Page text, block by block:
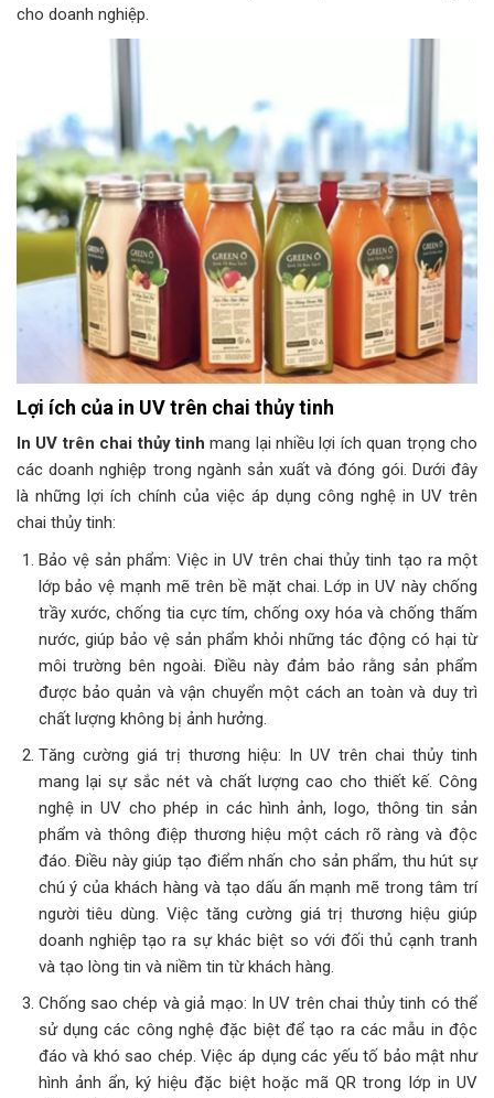
cho doanh nghiệp.
Lợi ích của in UV trên chai thủy tinh
In UV trên chai thủy tinh mang lại nhiều lợi ích quan trọng cho
các doanh nghiệp trong ngành sản xuất và đóng gói. Dưới đây
là những lợi ích chính của việc áp dụng công nghệ in UV trên
chai thủy tinh:
Bảo vệ sản phẩm: Việc in UV trên chai thủy tinh tạo ra một
lớp bảo vệ mạnh mẽ trên bề mặt chai. Lớp in UV này chống
trầy xước, chống tia cực tím, chống oxy hóa và chống thấm
nước, giúp bảo vệ sản phẩm khỏi những tác động có hại từ
môi trường bên ngoài. Điều này đảm bảo rằng sản phẩm
được bảo quản và vận chuyển một cách an toàn và duy trì
chất lượng không bị ảnh hưởng.
Tăng cường giá trị thương hiệu: In UV trên chai thủy tinh
mang lại sự sắc nét và chất lượng cao cho thiết kế. Công
nghệ in UV cho phép in các hình ảnh, logo, thông tin sản
phẩm và thông điệp thương hiệu một cách rõ ràng và độc
đáo. Điều này giúp tạo điểm nhấn cho sản phẩm, thu hút sự
chú ý của khách hàng và tạo dấu ấn mạnh mẽ trong tâm trí
người tiêu dùng. Việc tăng cường giá trị thương hiệu giúp
doanh nghiệp tạo ra sự khác biệt so với đối thủ cạnh tranh
và tạo lòng tin và niềm tin từ khách hàng.
Chống sao chép và giả mạo: In UV trên chai thủy tinh có thể
sử dụng các công nghệ đặc biệt để tạo ra các mẫu in độc
đáo và khó sao chép. Việc áp dụng các yếu tố bảo mật như
hình ảnh ẩn, ký hiệu đặc biệt hoặc mã QR trong lớp in UV